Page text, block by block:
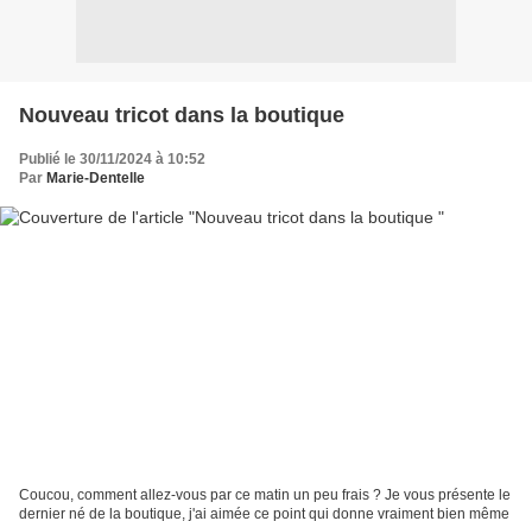
Nouveau tricot dans la boutique
Publié le 30/11/2024 à 10:52
Par Marie-Dentelle
Coucou, comment allez-vous par ce matin un peu frais ? Je vous présente le
dernier né de la boutique, j'ai aimée ce point qui donne vraiment bien même